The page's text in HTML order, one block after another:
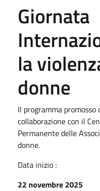
Giornata
la
donne
Il programma promosso
collaborazione con il
Permanente delle
donne.
Data inizio :
22 novembre 2025